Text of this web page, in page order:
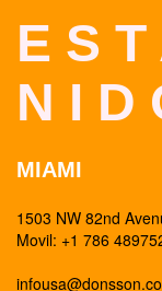
E S
N I D
MIAMI
1503 NW 82nd
Movil: +1 786